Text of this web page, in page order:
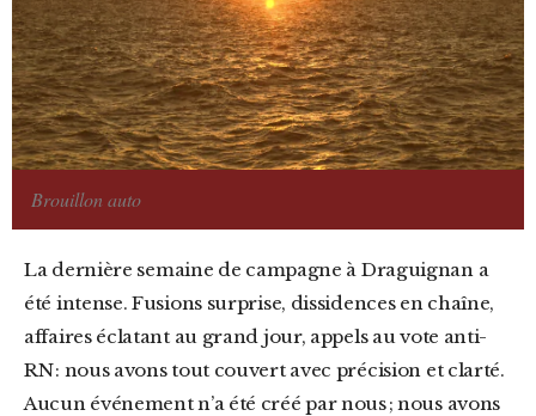
Brouillon auto
La dernière semaine de campagne à Draguignan a
été intense. Fusions surprise, dissidences en chaîne,
affaires éclatant au grand jour, appels au vote anti-
RN : nous avons tout couvert avec précision et clarté.
Aucun événement n’a été créé par nous ; nous avons